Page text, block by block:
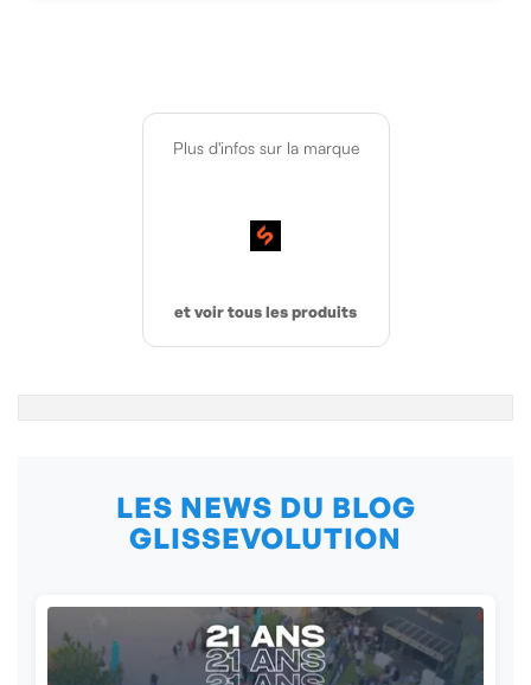
Plus d'infos sur la marque
et voir tous les produits
LES NEWS DU BLOG
GLISSEVOLUTION